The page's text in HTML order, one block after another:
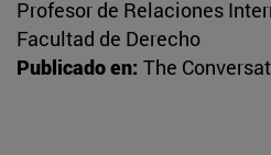
Profesor de Relaciones
Facultad de Derecho
Publicado en: The